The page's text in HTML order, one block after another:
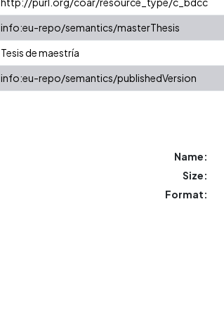
info:eu-repo/semantics/masterThesis
Tesis de maestría
info:eu-repo/semantics/publishedVersion
Name:
Size:
Format: